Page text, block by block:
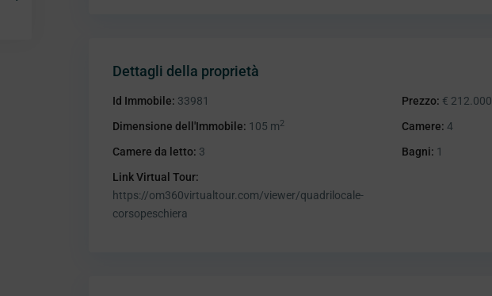
Dettagli della proprietà
Id Immobile: 33981 Prezzo: € 212.000
Dimensione dell'Immobile: 105 m2 Camere: 4
Camere da letto: 3 Bagni: 1
Link Virtual Tour:
https://om360virtualtour.com/viewer/quadrilocale-
corsopeschiera